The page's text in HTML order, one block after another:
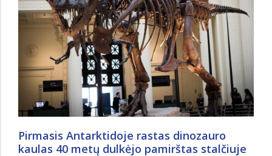
Pirmasis Antarktidoje rastas dinozauro
kaulas 40 metų dulkėjo pamirštas stalčiuje